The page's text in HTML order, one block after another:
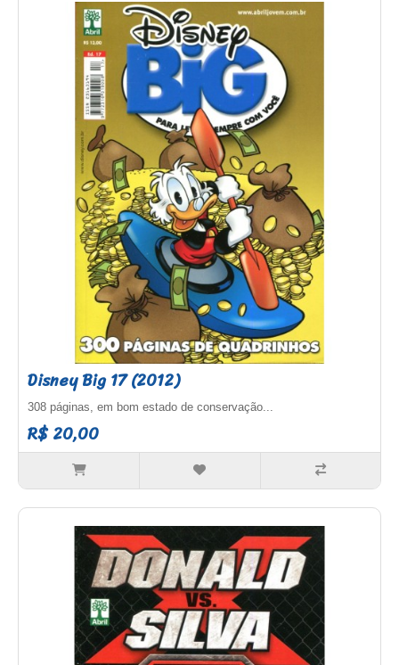
Disney Big 17 (2012)
308 páginas, em bom estado de conservação...
R$ 20,00